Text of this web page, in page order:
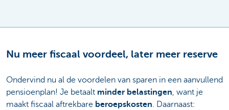
Nu meer fiscaal voordeel, later meer reserve
Ondervind nu al de voordelen van sparen in een aanvullend
pensioenplan! Je betaalt minder belastingen, want je
maakt fiscaal aftrekbare beroepskosten. Daarnaast: